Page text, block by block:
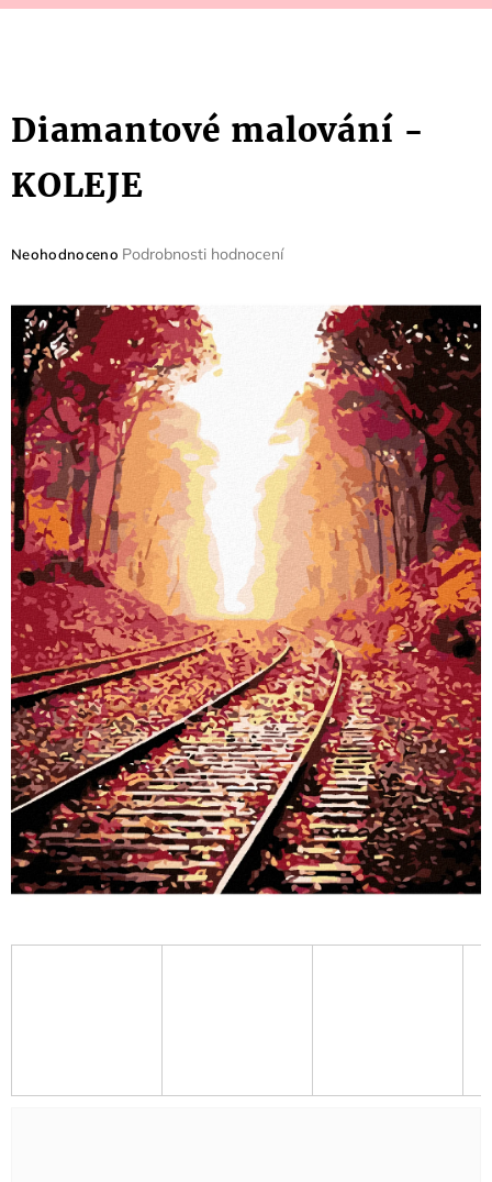
Diamantové malování -
KOLEJE
Průměrné
je
0,0
5
hvězdiček.
Neohodnoceno Podrobnosti hodnocení